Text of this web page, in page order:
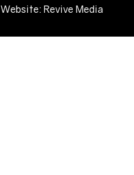
Website:Revive Media